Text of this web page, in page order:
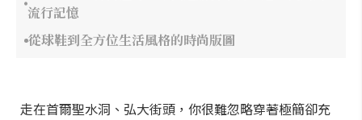
流行記憶
從球鞋到全方位生活風格的時尚版圖
走在首爾聖水洞、弘大街頭，你很難忽略穿著極簡卻充